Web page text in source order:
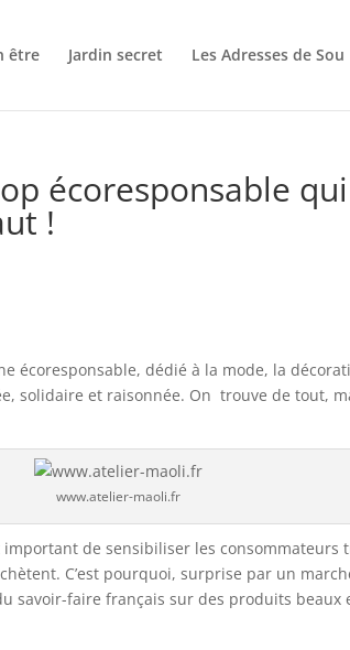
être Jardin secret Les Adresses de Sou
écoresponsable
!
écoresponsable, dédié à la mode, la
solidaire et raisonnée. On trouve de tout,
www.atelier-maoli.fr
de sensibiliser les consommateurs
C’est pourquoi, surprise par un
savoir-faire français sur des produits